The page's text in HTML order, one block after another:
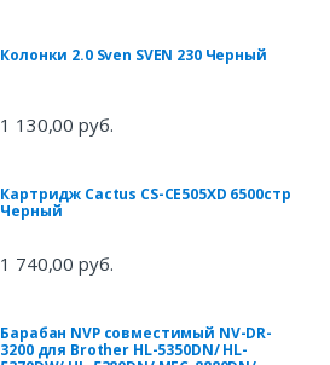
Колонки 2.0 Sven SVEN 230 Черный
1 130,00 руб.
Картридж Cactus CS-CE505XD 6500стр
Черный
1 740,00 руб.
Барабан NVP совместимый NV-DR-
3200 для Brother HL-5350DN/ HL-